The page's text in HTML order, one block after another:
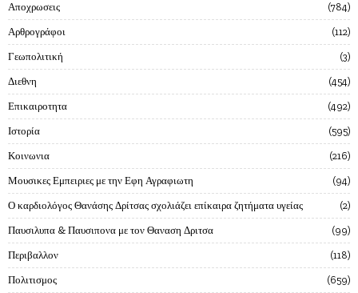
Αποχρωσεις 784
Αρθρογράφοι 112
Γεωπολιτική 3
Διεθνη 454
Επικαιροτητα 492
Ιστορία 595
Κοινωνια 216
Μουσικες Εμπειριες με την Εφη Αγραφιωτη 94
Ο καρδιολόγος Θανάσης Δρίτσας σχολιάζει επίκαιρα ζητήματα υγείας 2
Παυσιλυπα & Παυσιπονα με τον Θαναση Δριτσα 99
Περιβαλλον 118
Πολιτισμος 659